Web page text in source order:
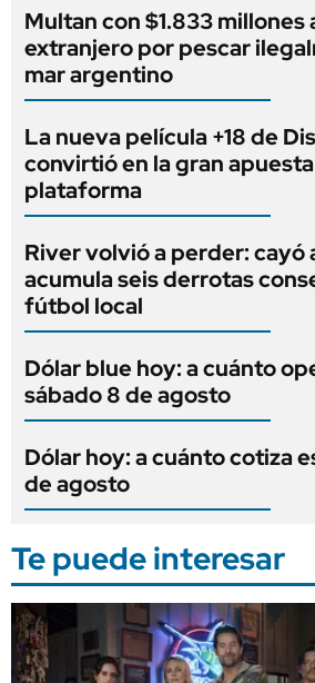
Multan con $1.833 millones
extranjero por pescar
mar argentino
La nueva película +18 de
convirtió en la gran
plataforma
River volvió a perder: cayó
acumula seis derrotas
fútbol local
Dólar blue hoy: a cuánto
sábado 8 de agosto
Dólar hoy: a cuánto cotiza
de agosto
Te puede interesar